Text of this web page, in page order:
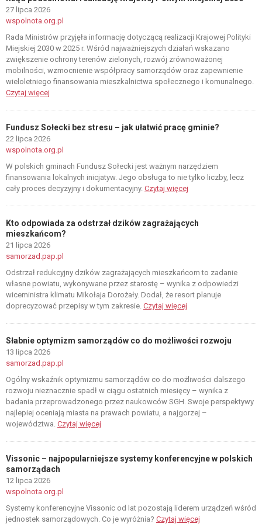
27 lipca 2026
wspolnota.org.pl
Rada Ministrów przyjęła informację dotyczącą realizacji Krajowej Polityki
Miejskiej 2030 w 2025 r. Wśród najważniejszych działań wskazano
zwiększenie ochrony terenów zielonych, rozwój zrównoważonej
mobilności, wzmocnienie współpracy samorządów oraz zapewnienie
wieloletniego finansowania mieszkalnictwa społecznego i komunalnego.
Czytaj więcej
Fundusz Sołecki bez stresu – jak ułatwić pracę gminie?
22 lipca 2026
wspolnota.org.pl
W polskich gminach Fundusz Sołecki jest ważnym narzędziem
finansowania lokalnych inicjatyw. Jego obsługa to nie tylko liczby, lecz
cały proces decyzyjny i dokumentacyjny. Czytaj więcej
Kto odpowiada za odstrzał dzików zagrażających
mieszkańcom?
21 lipca 2026
samorzad.pap.pl
Odstrzał redukcyjny dzików zagrażających mieszkańcom to zadanie
własne powiatu, wykonywane przez starostę – wynika z odpowiedzi
wiceministra klimatu Mikołaja Dorożały. Dodał, że resort planuje
doprecyzować przepisy w tym zakresie. Czytaj więcej
Słabnie optymizm samorządów co do możliwości rozwoju
13 lipca 2026
samorzad.pap.pl
Ogólny wskaźnik optymizmu samorządów co do możliwości dalszego
rozwoju nieznacznie spadł w ciągu ostatnich miesięcy – wynika z
badania przeprowadzonego przez naukowców SGH. Swoje perspektywy
najlepiej oceniają miasta na prawach powiatu, a najgorzej –
województwa. Czytaj więcej
Vissonic – najpopularniejsze systemy konferencyjne w polskich
samorządach
12 lipca 2026
wspolnota.org.pl
Systemy konferencyjne Vissonic od lat pozostają liderem urządzeń wśród
jednostek samorządowych. Co je wyróżnia? Czytaj więcej